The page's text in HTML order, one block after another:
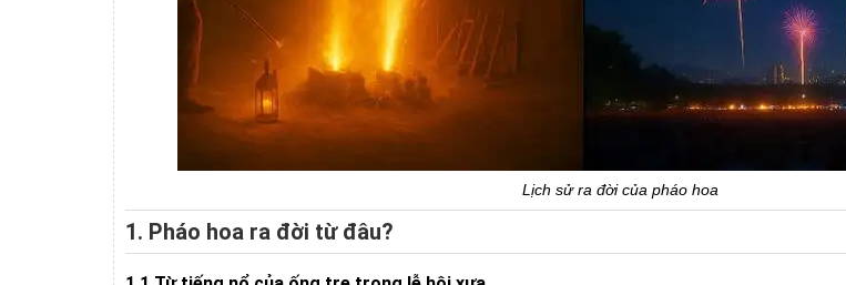
Lịch sử ra đời của pháo hoa
1. Pháo hoa ra đời từ đâu?